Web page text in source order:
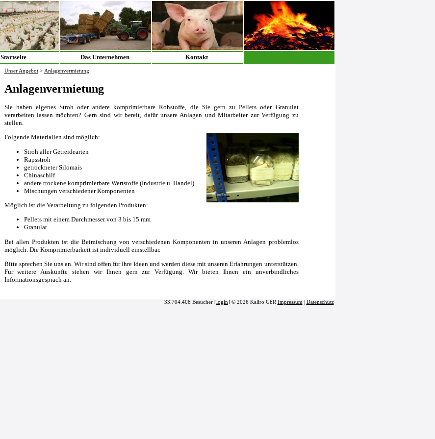
Startseite Das Unternehmen Kontakt
Unser Angebot > Anlagenvermietung
Anlagenvermietung
Sie haben eigenes Stroh oder andere komprimierbare Rohstoffe, die Sie gern zu Pellets oder Granulat
verarbeiten lassen möchten? Gern sind wir bereit, dafür unsere Anlagen und Mitarbeiter zur Verfügung zu
stellen.
Folgende Materialien sind möglich:
Stroh aller Getreidearten
Rapsstroh
getrockneter Silomais
Chinaschilf
andere trockene komprimierbare Wertstoffe (Industrie u. Handel)
Mischungen verschiedener Komponenten
Möglich ist die Verarbeitung zu folgenden Produkten:
Pellets mit einem Durchmesser von 3 bis 15 mm
Granulat
Bei allen Produkten ist die Beimischung von verschiedenen Komponenten in unseren Anlagen problemlos
möglich. Die Komprimierbarkeit ist individuell einstellbar.
Bitte sprechen Sie uns an. Wir sind offen für Ihre Ideen und werden diese mit unseren Erfahrungen unterstützen.
Für weitere Auskünfte stehen wir Ihnen gern zur Verfügung. Wir bieten Ihnen ein unverbindliches
Informationsgespräch an.
33.704.408 Besucher [login] © 2026 Kaliro GbR Impressum Datenschutz